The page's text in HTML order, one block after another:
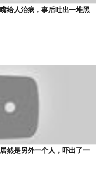
给人治病，事后吐出一堆黑
然是另外一个人，吓出了一